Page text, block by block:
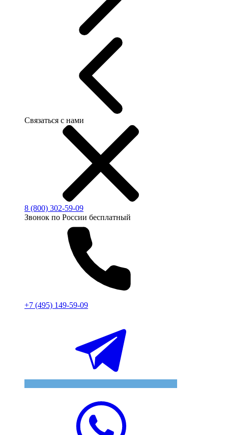
Связаться с нами
8 (800) 302-59-09
Звонок по России бесплатный
+7 (495) 149-59-09